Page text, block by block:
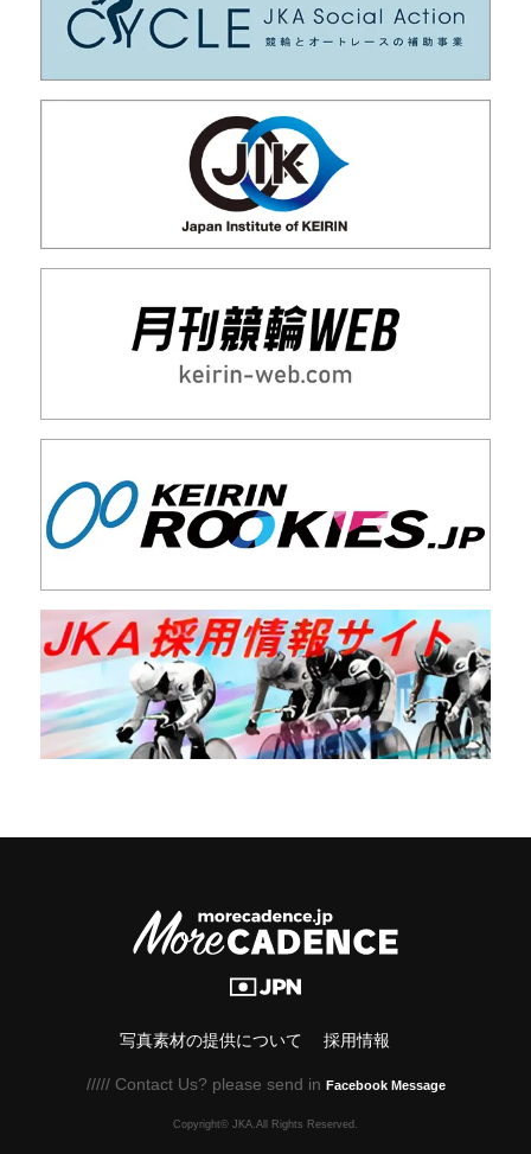
写真素材の提供について 採用情報
///// Contact Us? please send in Facebook Message
Copyright© JKA.All Rights Reserved.